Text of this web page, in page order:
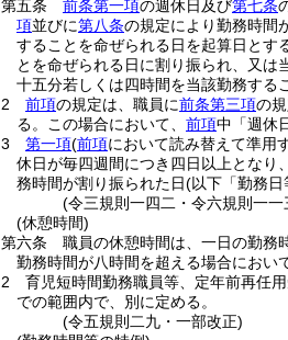
第五条
前条第一項の週休日及び第七条
項並びに第八条の規定により勤務時間
することを命ぜられる日を起算日とす
とを命ぜられる日に割り振られ、又
十五分若しくは四時間を当該勤務する
2
前項の規定は、職員に前条第三項の
る。
この場合において、 前項中「週休
3
第一項(前項において読み替えて準用
休日が毎四週間につき四日以上となり
務時間が割り振られた日(以下「勤務日
(令三規則一四二・令六規則一一
(休憩時間)
第六条
職員の休憩時間は、一日の勤務
勤務時間が八時間を超える場合におい
2
育児短時間勤務職員等、定年前再任
での範囲内で、別に定める。
(令五規則二九・一部改正)